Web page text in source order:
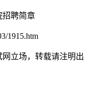
招聘简章
1915.htm
立场，转载请注明出